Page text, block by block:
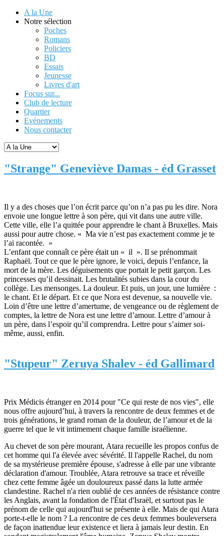
A la Une
Notre sélection
Poches
Romans
Policiers
BD
Essais
Jeunesse
Livres d'art
Focus sur...
Club de lecture
Quartier
Evénements
Nous contacter
"Strange" Geneviève Damas - éd Grasset
Il y a des choses que l’on écrit parce qu’on n’a pas pu les dire. Nora
envoie une longue lettre à son père, qui vit dans une autre ville.
Cette ville, elle l’a quittée pour apprendre le chant à Bruxelles. Mais
aussi pour autre chose. « Ma vie n’est pas exactement comme je te
l’ai racontée. »
L’enfant que connaît ce père était un « il ». Il se prénommait
Raphaël. Tout ce que le père ignore, le voici, depuis l’enfance, la
mort de la mère. Les déguisements que portait le petit garçon. Les
princesses qu’il dessinait. Les brutalités subies dans la cour du
collège. Les mensonges. La douleur. Et puis, un jour, une lumière :
le chant. Et le départ. Et ce que Nora est devenue, sa nouvelle vie.
Loin d’être une lettre d’amertume, de vengeance ou de règlement de
comptes, la lettre de Nora est une lettre d’amour. Lettre d’amour à
un père, dans l’espoir qu’il comprendra. Lettre pour s’aimer soi-
même, aussi, enfin.
"Stupeur" Zeruya Shalev - éd Gallimard
Prix Médicis étranger en 2014 pour "Ce qui reste de nos vies", elle
nous offre aujourd’hui, à travers la rencontre de deux femmes et de
trois générations, le grand roman de la douleur, de l’amour et de la
guerre tel que le vit intimement chaque famille israélienne.
Au chevet de son père mourant, Atara recueille les propos confus de
cet homme qui l'a élevée avec sévérité. Il l'appelle Rachel, du nom
de sa mystérieuse première épouse, s'adresse à elle par une vibrante
déclaration d'amour. Troublée, Atara retrouve sa trace et réveille
chez cette femme âgée un douloureux passé dans la lutte armée
clandestine. Rachel n'a rien oublié de ces années de résistance contre
les Anglais, avant la fondation de l'État d'Israël, et surtout pas le
prénom de celle qui aujourd'hui se présente à elle. Mais de qui Atara
porte-t-elle le nom ? La rencontre de ces deux femmes bouleversera
de façon inattendue leur existence et liera à jamais leur destin. En